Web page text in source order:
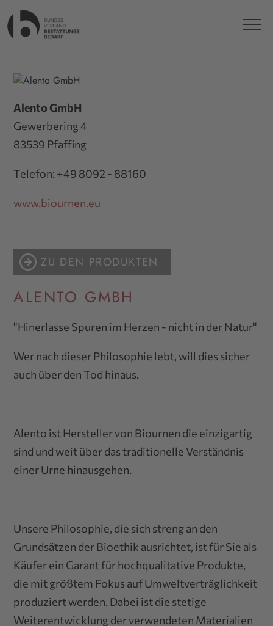
Alento GmbH
Gewerbering 4
83539 Pfaffing
Telefon: +49 8092 - 88160
www.biournen.eu
ZU DEN PRODUKTEN
ALENTO GMBH
"Hinerlasse Spuren im Herzen - nicht in der Natur"
Wer nach dieser Philosophie lebt, will dies sicher
auch über den Tod hinaus.
Alento ist Hersteller von Biournen die einzigartig
sind und weit über das traditionelle Verständnis
einer Urne hinausgehen.
Unsere Philosophie, die sich streng an den
Grundsätzen der Bioethik ausrichtet, ist für Sie als
Käufer ein Garant für hochqualitative Produkte,
die mit größtem Fokus auf Umweltverträglichkeit
produziert werden. Dabei ist die stetige
Weiterentwicklung der verwendeten Materialien